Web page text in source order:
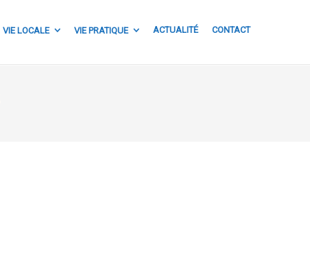
VIE LOCALE VIE PRATIQUE ACTUALITÉ CONTACT